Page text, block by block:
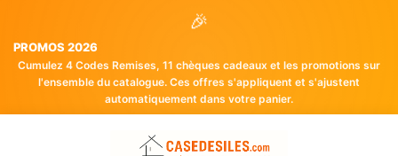
🎉
PROMOS 2026
Cumulez 4 Codes Remises, 11 chèques cadeaux et les promotions sur
l'ensemble du catalogue. Ces offres s'appliquent et s'ajustent
automatiquement dans votre panier.